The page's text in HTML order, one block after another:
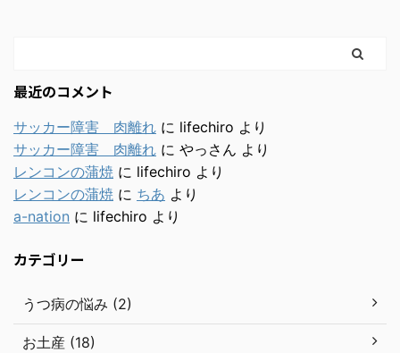
最近のコメント
サッカー障害 肉離れ に lifechiro より
サッカー障害 肉離れ に やっさん より
レンコンの蒲焼 に lifechiro より
レンコンの蒲焼 に ちあ より
a-nation に lifechiro より
カテゴリー
うつ病の悩み (2)
お土産 (18)